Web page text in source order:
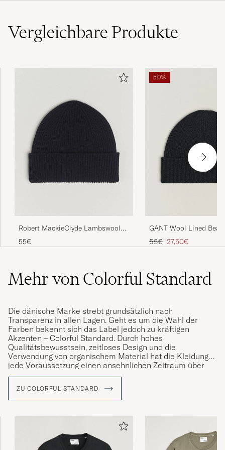
Alles Top!
GEKAUFT AM AUF CAREOFCARL.AT
Fin hue i god kvalitet, jeg er tilfreds.
MIKKEL F GEKAUFT AM AUF CAREOFCARL.DK
Perfekt
Också riktigt fint
Eine tolle Qualität, sieht auch sehr gut aus.
Die Lieferung schnell und unkompliziert.
EDELTRAUD S
GEKAUFT AM AUF CAREOFCARL.DE
fairen Preis
VergleichbareProdukte
Robert MackieClyde Lambswool
BeanieNavy
55€
50%
GANT Wool Lined
Regulärer Preis
55€ Reduzierter Preis
27,50€
Mehr von Colorful Standard
Die dänische Marke strebt grundsätzlich nach
Transparenz in allen Lagen. Geht es um die Wahl der
Farben bekennt sich das Label jedoch zu kräftigen
Akzenten – Colorful Standard. Durch hohes
Qualitätsbewusstsein, zeitloses Design und die
Verwendung von organischem Material hat die Kleidung
jede Voraussetzung einen ansehnlichen Zeitraum über
Die im Jahr 2017 gegründete Marke entführt uns auf eine
präsentiert eine Farbpalette, die auf kräftige Akzente und
ZU COLORFUL STANDARD